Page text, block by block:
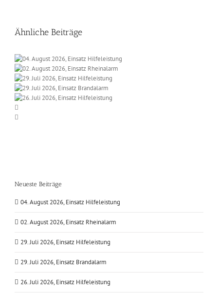
Ähnliche Beiträge
Neueste Beiträge
04. August 2026, Einsatz Hilfeleistung
02. August 2026, Einsatz Rheinalarm
29. Juli 2026, Einsatz Hilfeleistung
29. Juli 2026, Einsatz Brandalarm
26. Juli 2026, Einsatz Hilfeleistung